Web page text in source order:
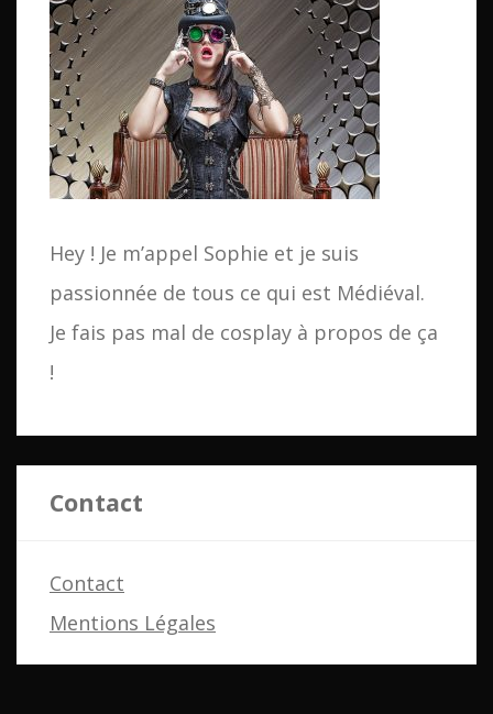
e
r
:
Hey ! Je m’appel Sophie et je suis
passionnée de tous ce qui est Médiéval.
Je fais pas mal de cosplay à propos de ça
!
Contact
Contact
Mentions Légales